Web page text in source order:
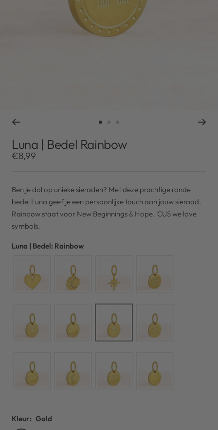
naar
slideslideslide
Luna | Bedel Rainbow
Kortingsprijs
€8,99
Ben je dol op unieke sieraden? Met deze prachtige ronde
bedel Luna geef je een persoonlijke touch aan jouw sieraad.
Rainbow staat voor New Beginnings & Hope. 'CUS we love
symbols.
Luna | Bedel: Rainbow
Kleur: Gold